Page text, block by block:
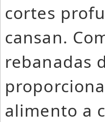
cortes
cansan.
rebanadas
alimento a